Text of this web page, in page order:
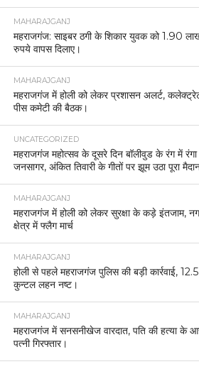
MAHARAJGANJ
महराजगंज: साइबर ठगी के शिकार युवक को 1.90
रुपये वापस दिलाए।
MAHARAJGANJ
महराजगंज में होली को लेकर प्रशासन अलर्ट,
पीस कमेटी की बैठक।
UNCATEGORIZED
महराजगंज महोत्सव के दूसरे दिन बॉलीवुड के रंग में रंगा
जनसागर, अंकित तिवारी के गीतों पर झूम उठा पूरा
MAHARAJGANJ
महराजगंज में होली को लेकर सुरक्षा के कड़े इंतजाम,
क्षेत्र में फ्लैग मार्च
MAHARAJGANJ
होली से पहले महराजगंज पुलिस की बड़ी कार्रवाई, 12.5
कुन्टल लहन नष्ट।
MAHARAJGANJ
महराजगंज में सनसनीखेज वारदात, पति की हत्या के
पत्नी गिरफ्तार।